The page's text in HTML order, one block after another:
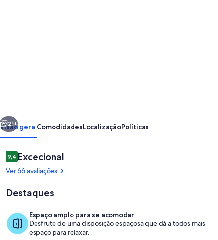
umas
férias
relaxantes,
com
vista
para
Refeições ao ar livre
Seguinte
21+
Visão geralComodidadesLocalizaçãoPolíticas
Avaliações
9,49,4 em 10
Excecional
Ver 66 avaliações
Destaques
Espaço amplo para se acomodar
Desfrute de uma disposição espaçosa que dá a todos mais
espaço para relaxar.